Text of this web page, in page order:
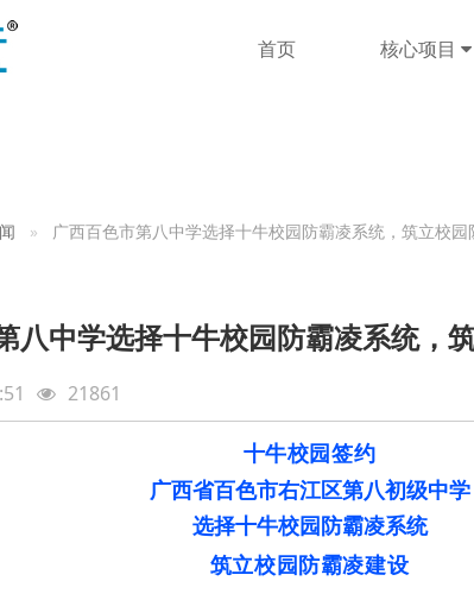
首页 核心项目
广西百色市第八中学选择十牛校园防霸凌系统，筑立校园
八中学选择十牛校园防霸凌系统，
21861
十牛校园签约
广西省百色市右江区第八初级中学
选择十牛校园防霸凌系统
筑立校园防霸凌建设